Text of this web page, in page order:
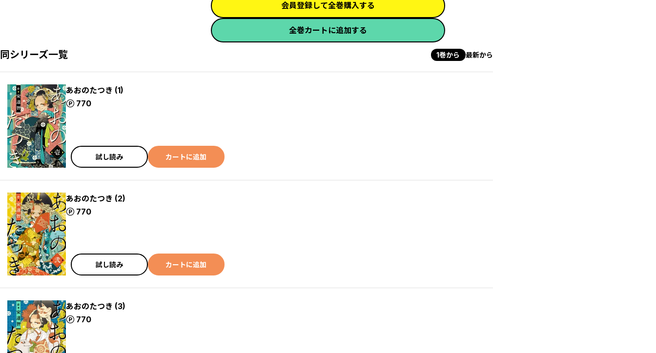
会員登録して全巻購入する
全巻カートに追加する
同シリーズ一覧 1巻から 最新から
あおのたつき (1)
770
ポイント
試し読み カートに追加
あおのたつき (2)
770
ポイント
試し読み カートに追加
あおのたつき (3)
770
ポイント